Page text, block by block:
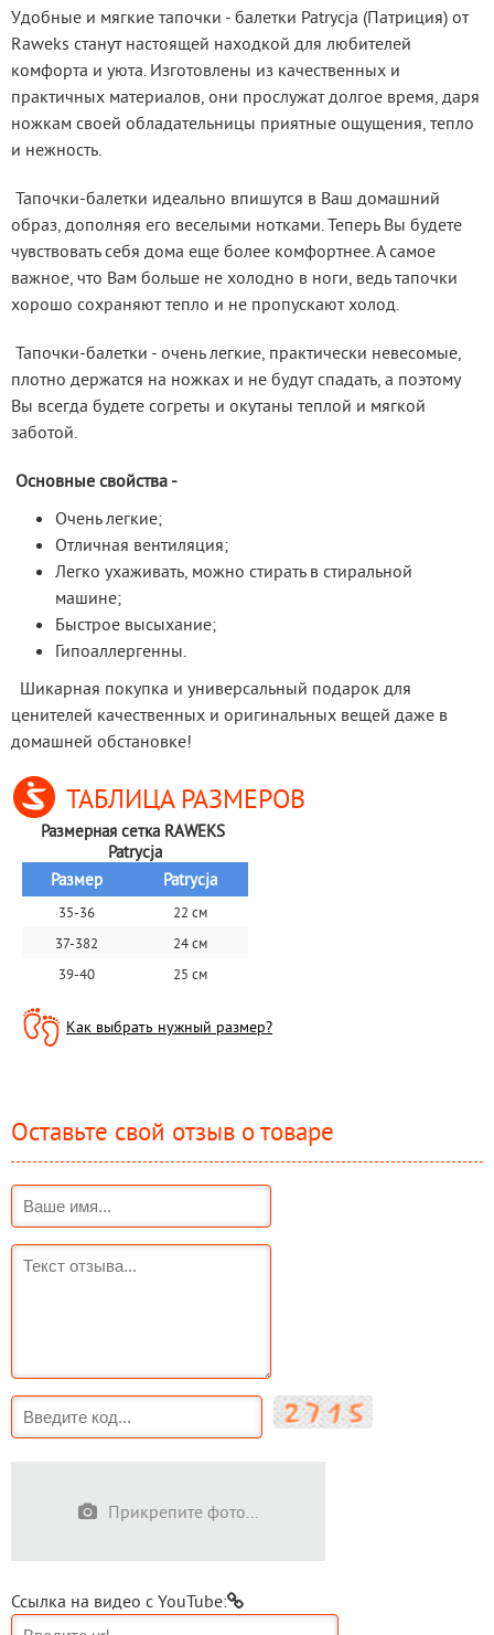
Удобные и мягкие тапочки - балетки Patrycja (Патриция) от
Raweks станут настоящей находкой для любителей
комфорта и уюта. Изготовлены из качественных и
практичных материалов, они прослужат долгое время, даря
ножкам своей обладательницы приятные ощущения, тепло
и нежность.
Тапочки-балетки идеально впишутся в Ваш домашний
образ, дополняя его веселыми нотками. Теперь Вы будете
чувствовать себя дома еще более комфортнее. А самое
важное, что Вам больше не холодно в ноги, ведь тапочки
хорошо сохраняют тепло и не пропускают холод.
Тапочки-балетки - очень легкие, практически невесомые,
плотно держатся на ножках и не будут спадать, а поэтому
Вы всегда будете согреты и окутаны теплой и мягкой
заботой.
Основные свойства -
Очень легкие;
Отличная вентиляция;
Легко ухаживать, можно стирать в стиральной
машине;
Быстрое высыхание;
Гипоаллергенны.
Шикарная покупка и универсальный подарок для
ценителей качественных и оригинальных вещей даже в
домашней обстановке!
ТАБЛИЦА РАЗМЕРОВ
Размерная сетка RAWEKS
Patrycja
Размер
Patrycja
35-36
22 см
37-382
24 см
39-40
25 см
Как выбрать нужный размер?
Оставьте свой отзыв о товаре
Прикрепите фото...
Ссылка на видео с YouTube: